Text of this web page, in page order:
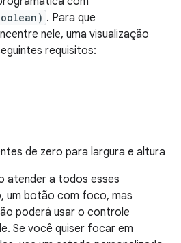
. Para que
nele, uma visualização
requisitos:
de zero para largura e altura
atender a todos esses
um botão com foco, mas
poderá usar o controle
Se você quiser focar em